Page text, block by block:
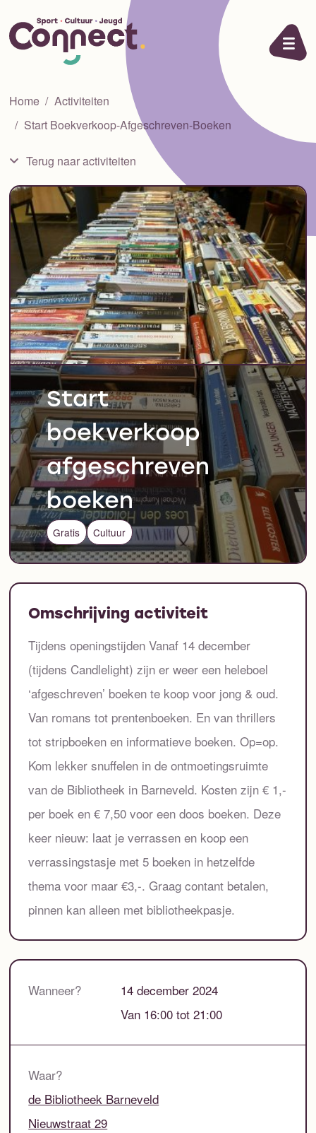
Ga naar de inhoud
Home
Activiteiten
Start Boekverkoop-Afgeschreven-Boeken
Terug naar activiteiten
Start
boekverkoop
afgeschreven
boeken
Gratis Cultuur
Omschrijving activiteit
Tijdens openingstijden Vanaf 14 december
(tijdens Candlelight) zijn er weer een heleboel
‘afgeschreven’ boeken te koop voor jong & oud.
Van romans tot prentenboeken. En van thrillers
tot stripboeken en informatieve boeken. Op=op.
Kom lekker snuffelen in de ontmoetingsruimte
van de Bibliotheek in Barneveld. Kosten zijn € 1,-
per boek en € 7,50 voor een doos boeken. Deze
keer nieuw: laat je verrassen en koop een
verrassingstasje met 5 boeken in hetzelfde
thema voor maar €3,-. Graag contant betalen,
pinnen kan alleen met bibliotheekpasje.
Wanneer?
14 december 2024
Van 16:00 tot 21:00
Waar?
de Bibliotheek Barneveld
Nieuwstraat 29